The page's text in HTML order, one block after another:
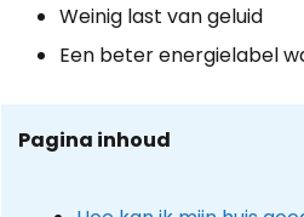
Weinig last van geluid
Een beter energielabel
Pagina inhoud